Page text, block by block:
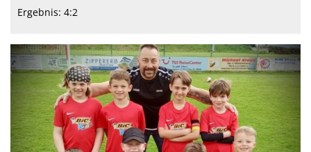
Ergebnis: 4:2